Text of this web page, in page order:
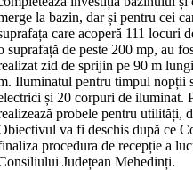
la bazin, dar și pentru cei
care acoperă 111 locuri
suprafață de peste 200 mp, au
zid de sprijin pe 90 m
Iluminatul pentru timpul nopții
și 20 corpuri de iluminat.
probele pentru utilități,
va fi deschis după ce
procedura de recepție a
Județean Mehedinți.